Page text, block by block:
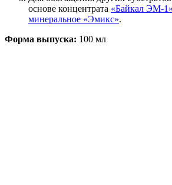
основе концентрата «Байкал ЭМ-1»
минеральное «Эмикс».
Форма выпуска: 100 мл